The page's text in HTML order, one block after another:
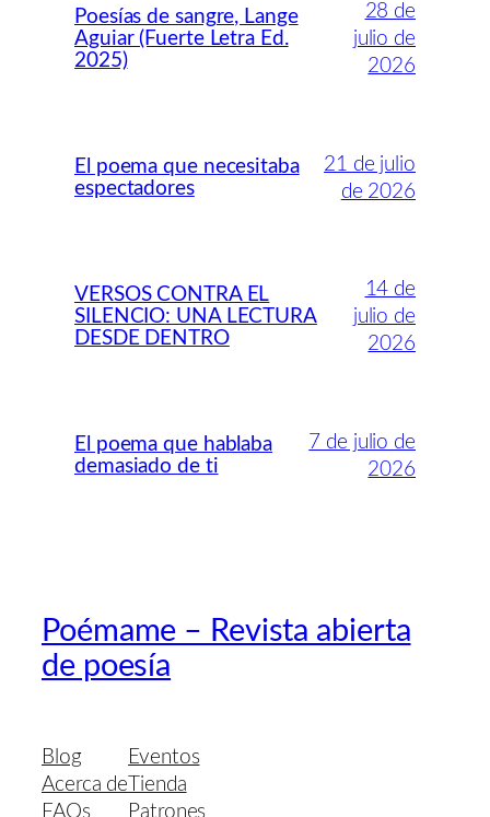
Poesías de sangre, Lange
Aguiar (Fuerte Letra Ed.
2025)
28 de
julio de
2026
El poema que necesitaba
espectadores
21 de julio
de 2026
VERSOS CONTRA EL
SILENCIO: UNA LECTURA
DESDE DENTRO
14 de
julio de
2026
El poema que hablaba
demasiado de ti
7 de julio de
2026
Poémame – Revista abierta
de poesía
Blog
Acerca de
FAQs
Eventos
Tienda
Patrones